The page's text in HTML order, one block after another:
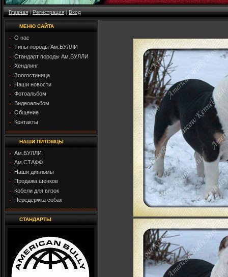
Главная|Регистрация|Вход
МЕНЮ САЙТА
О нас
Типы породы Ам.БУЛЛИ
Стандарт породы Ам.БУЛЛИ
Хендлинг
Зоогостиница
Наши новости
Фотоальбом
Видеоальбом
Общение
Контакты
НАШИ ПИТОМЦЫ
Ам.БУЛЛИ
Ам.СТАФФ
Наши дипломы
Продажа щенков
Кобели для вязок
Передержка собак
СТАНДАРТЫ